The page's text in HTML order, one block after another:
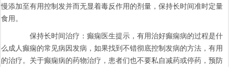
慢添加至有用控制发并而无显着毒反作用的剂量，保持长时间准时定量
食用。
保持长时间治疗：癫痫医生提示，有用治好癫痫病的过程是什
么成人癫痫的常见病因发病，如果找到不错彻底控制发病的方法，有用
的治疗。关于癫痫病的药物治疗，患者们也不要私自减药或停药，预防